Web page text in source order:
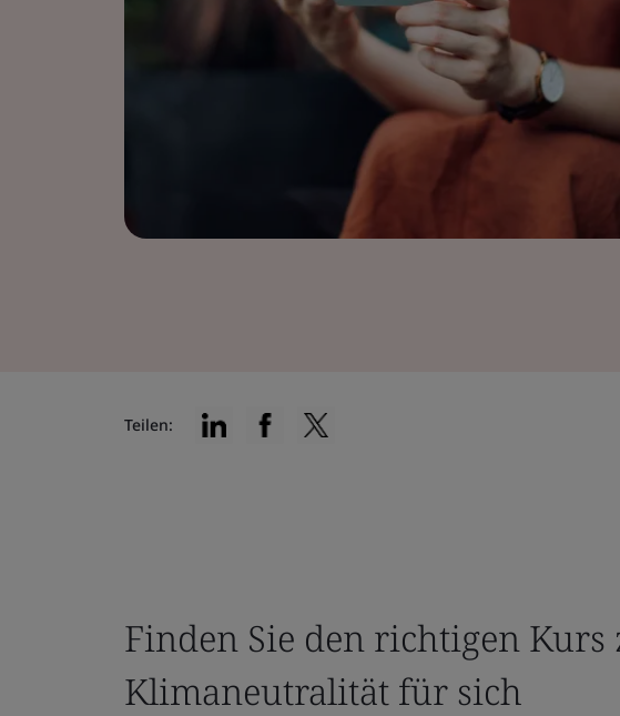
Teilen:
Finden Sie den richtigen Kurs
Klimaneutralität für sich